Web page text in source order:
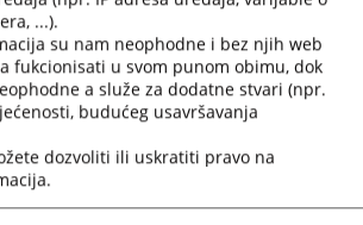
na: Srpski jezik
1134PREGLEDA
...).
su nam neophodne i bez njih web
fukcionisati u svom punom obimu, dok
a služe za dodatne stvari (npr.
budućeg usavršavanja
dozvoliti ili uskratiti pravo na